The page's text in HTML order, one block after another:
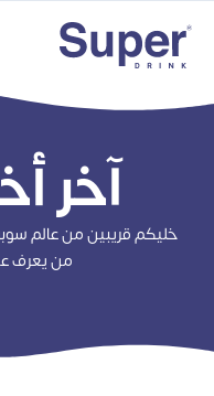
المحتوى
آخر
خليكم قريبين من عالم
من يعرف